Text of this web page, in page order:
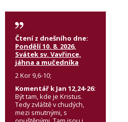
Čtení z dnešního dne:
Pondělí 10. 8. 2026,
Svátek sv. Vavřince,
jáhna a mučedníka
2 Kor 9,6-10;
Komentář k Jan 12,24-26:
Být tam, kde je Kristus.
Tedy zvláště v chudých,
mezi smutnými, s